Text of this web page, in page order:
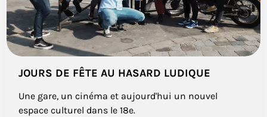
JOURS DE FÊTE AU HASARD LUDIQUE
Une gare, un cinéma et aujourd'hui un nouvel
espace culturel dans le 18e.